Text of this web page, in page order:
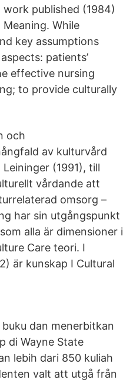
published (1984)
Meaning. While
key assumptions
patients’
effective nursing
to provide culturally
och
av kulturvård
(1991), till
vårdande att
omsorg –
har sin utgångspunkt
alla är dimensioner i
Care teori. I
är kunskap I Cultural
dan menerbitkan
di Wayne State
lebih dari 850 kuliah
valt att utgå från